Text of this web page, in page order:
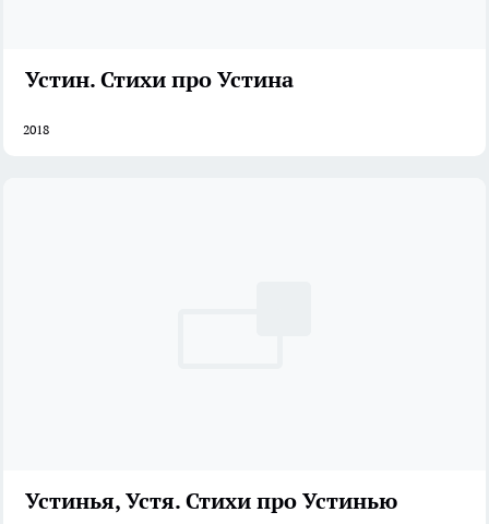
Устин. Стихи про Устина
2018
Устинья, Устя. Стихи про Устинью